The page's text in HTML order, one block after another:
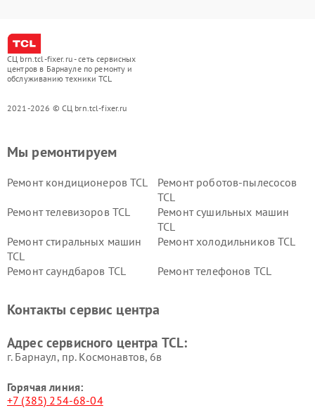
СЦ brn.tcl-fixer.ru - сеть сервисных
центров в Барнауле по ремонту и
обслуживанию техники TCL
2021-2026 © СЦ brn.tcl-fixer.ru
Мы ремонтируем
Ремонт кондиционеров TCL
Ремонт роботов-пылесосов
TCL
Ремонт телевизоров TCL
Ремонт сушильных машин
TCL
Ремонт стиральных машин
TCL
Ремонт холодильников TCL
Ремонт саундбаров TCL Ремонт телефонов TCL
Контакты сервис центра
Адрес сервисного центра TCL:
г. Барнаул, ​пр. Космонавтов, 6в
Горячая линия:
+7 (385) 254-68-04